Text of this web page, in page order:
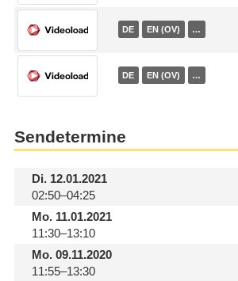
DE EN (OV) …
DE EN (OV) …
Sendetermine
Di.12.01.2021
02:50–04:25
Mo.11.01.2021
11:30–13:10
Mo.09.11.2020
11:55–13:30